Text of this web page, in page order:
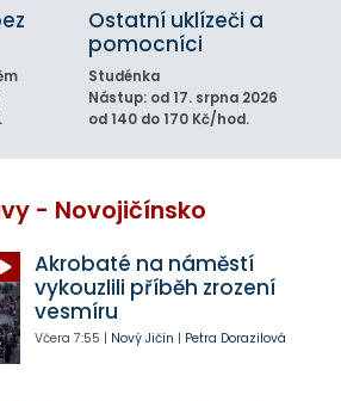
Ostatní uklízeči a
pomocníci
Studénka
Nástup: od 17. srpna 2026
od 140 do 170 Kč/hod.
- Novojičínsko
Akrobaté na náměstí
vykouzlili příběh zrození
vesmíru
Včera 7:55 | Nový Jičín | Petra Dorazilová